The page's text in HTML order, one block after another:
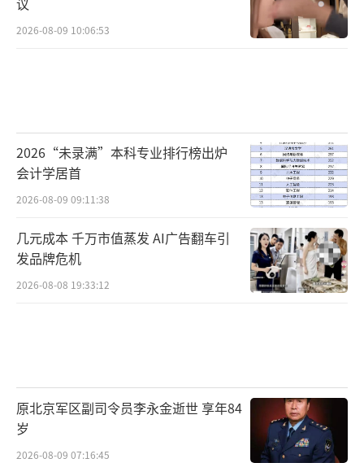
2026-08-09 10:06:53
2026“未录满”本科专业排行榜出炉
会计学居首
2026-08-09 09:11:38
几元成本 千万市值蒸发 AI广告翻车引
发品牌危机
2026-08-08 19:33:12
原北京军区副司令员李永金逝世 享年84
岁
2026-08-09 07:16:45